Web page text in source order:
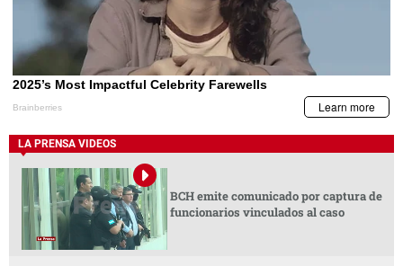
LA PRENSA VIDEOS
BCH emite comunicado por captura de
funcionarios vinculados al caso